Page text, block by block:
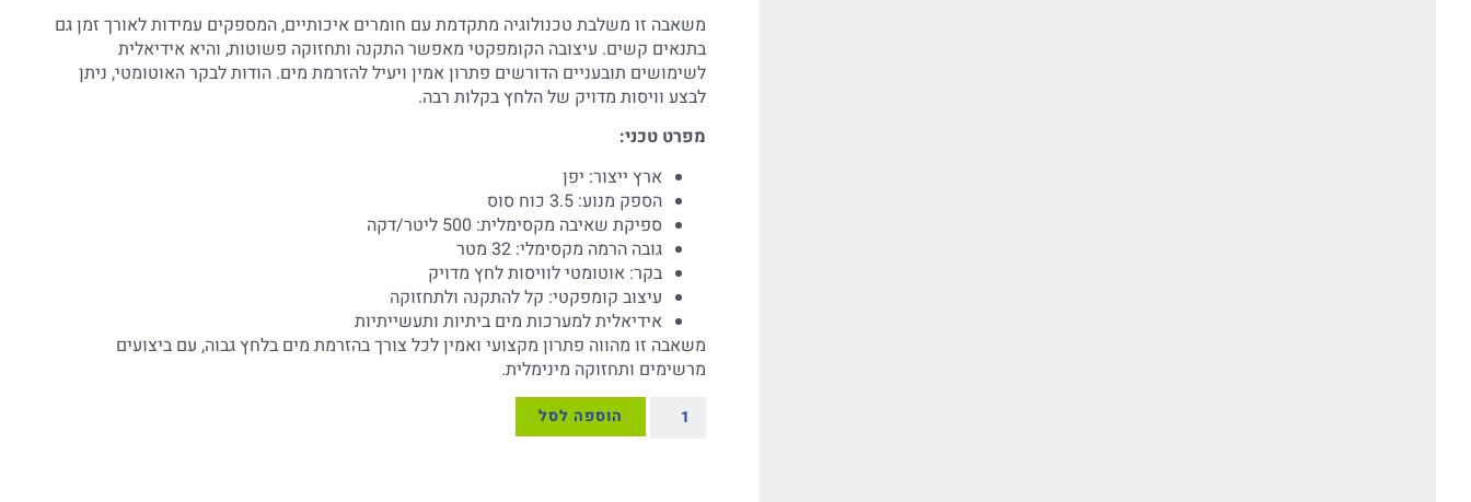
משאבה זו משלבת טכנולוגיה מתקדמת עם חומרים איכותיים, המספקים עמידות לאורך זמן גם
בתנאים קשים. עיצובה הקומפקטי מאפשר התקנה ותחזוקה פשוטות, והיא אידיאלית
לשימושים תובעניים הדורשים פתרון אמין ויעיל להזרמת מים. הודות לבקר האוטומטי, ניתן
לבצע וויסות מדויק של הלחץ בקלות רבה.
מפרט טכני:
ארץ ייצור: יפן
הספק מנוע: 3.5 כוח סוס
ספיקת שאיבה מקסימלית: 500 ליטר/דקה
גובה הרמה מקסימלי: 32 מטר
בקר: אוטומטי לוויסות לחץ מדויק
עיצוב קומפקטי: קל להתקנה ולתחזוקה
אידיאלית למערכות מים ביתיות ותעשייתיות
משאבה זו מהווה פתרון מקצועי ואמין לכל צורך בהזרמת מים בלחץ גבוה, עם ביצועים
מרשימים ותחזוקה מינימלית.
הוספה לסל